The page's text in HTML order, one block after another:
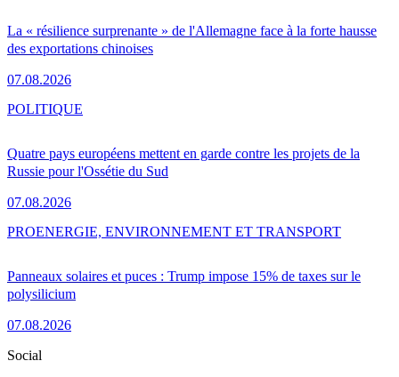
La « résilience surprenante » de l'Allemagne face à la forte hausse
des exportations chinoises
07.08.2026
Quatre pays européens mettent en garde contre les projets de la
Russie pour l'Ossétie du Sud
07.08.2026
POLITIQUE
Panneaux solaires et puces : Trump impose 15% de taxes sur le
polysilicium
07.08.2026
PROENERGIE, ENVIRONNEMENT ET TRANSPORT
Social